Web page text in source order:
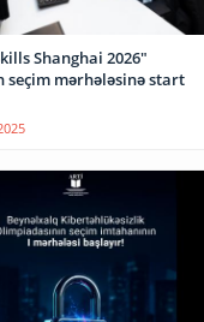
Shanghai 2026"
seçim mərhələsinə start